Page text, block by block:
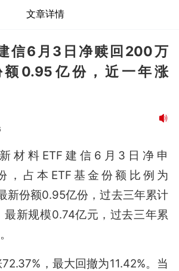
文章详情
信6月3日净赎回200万
0.95亿份，近一年涨
新材料ETF建信6月3日净申
，占本ETF基金份额比例为
新份额0.95亿份，过去三年累计
新规模0.74亿元，过去三年累
，最大回撤为11.42%。当